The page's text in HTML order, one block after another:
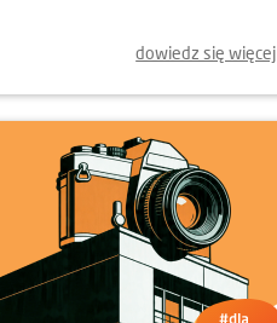
dowiedz się więcej